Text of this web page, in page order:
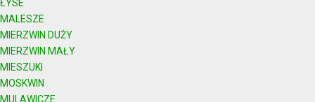
ŁYSE
MALESZE
MIERZWIN DUŻY
MIERZWIN MAŁY
MIESZUKI
MOSKWIN
MULAWICZE